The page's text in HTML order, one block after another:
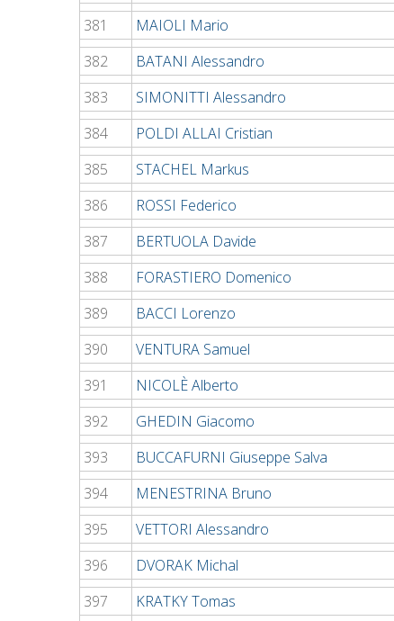
381
MAIOLI Mario
382
BATANI Alessandro
383
SIMONITTI Alessandro
384
POLDI ALLAI Cristian
385
STACHEL Markus
386
ROSSI Federico
387
BERTUOLA Davide
388
FORASTIERO Domenico
389
BACCI Lorenzo
390
VENTURA Samuel
391
NICOLÈ Alberto
392
GHEDIN Giacomo
393
BUCCAFURNI Giuseppe Salva
394
MENESTRINA Bruno
395
VETTORI Alessandro
396
DVORAK Michal
397
KRATKY Tomas